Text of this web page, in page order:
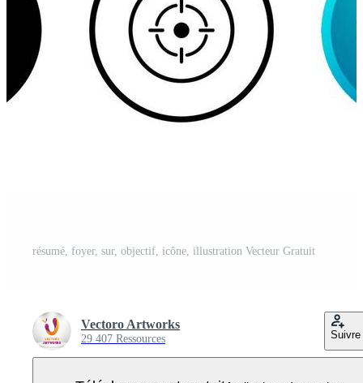
résumé, foyer, sur, objectif, icône, illustration Vecteur Gratuit
Vectoro Artworks
29 407 Ressources Suivre